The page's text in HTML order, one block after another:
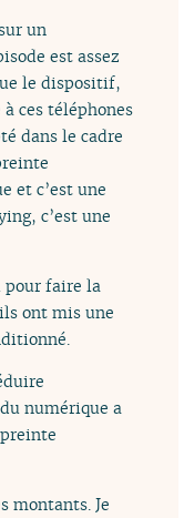
un
est assez
le dispositif,
ces téléphones
dans le cadre
et c’est une
c’est une
pour faire la
ont mis une
numérique a
montants. Je